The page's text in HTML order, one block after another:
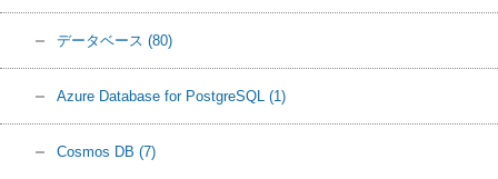
データベース (80)
Azure Database for PostgreSQL (1)
Cosmos DB (7)